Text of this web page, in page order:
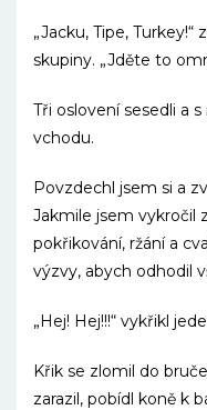
„Jacku, Tipe,
skupiny. „Jděte to
Tři oslovení sesedli a
vchodu.
Povzdechl jsem si a
Jakmile jsem vykročil
pokřikování, ržání a
výzvy, abych odhodil
„Hej! Hej!!!“ vykřikl
Křik se zlomil do
zarazil, pobídl koně k